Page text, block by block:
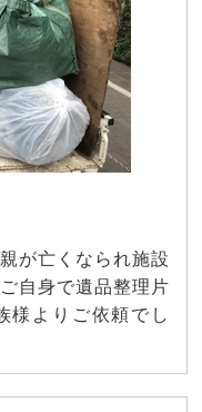
が亡くなられ施設
自身で遺品整理片
様よりご依頼でし